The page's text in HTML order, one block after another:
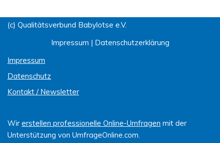
(c) Qualitätsverbund Babylotse e.V.
Impressum | Datenschutzerklärung
Impressum
Datenschutz
Kontakt / Newsletter
Wir erstellen professionelle Online-Umfragen mit der
Unterstützung von UmfrageOnline.com.